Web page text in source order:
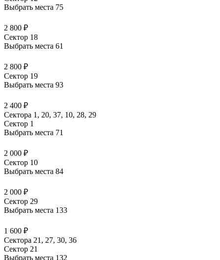
Выбрать места 75
2 800 ₽
Сектор 18
Выбрать места 61
2 800 ₽
Сектор 19
Выбрать места 93
2 400 ₽
Сектора 1, 20, 37, 10, 28, 29
Сектор 1
Выбрать места 71
2 000 ₽
Сектор 10
Выбрать места 84
2 000 ₽
Сектор 29
Выбрать места 133
1 600 ₽
Сектора 21, 27, 30, 36
Сектор 21
Выбрать места 132